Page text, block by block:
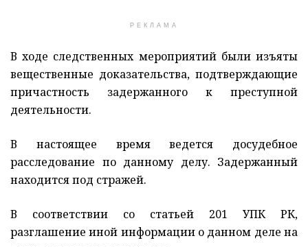
РЕКЛАМА
В ходе следственных мероприятий были изъяты
вещественные доказательства, подтверждающие
причастность задержанного к преступной
деятельности.
В настоящее время ведется досудебное
расследование по данному делу. Задержанный
находится под стражей.
В соответствии со статьей 201 УПК РК,
разглашение иной информации о данном деле на